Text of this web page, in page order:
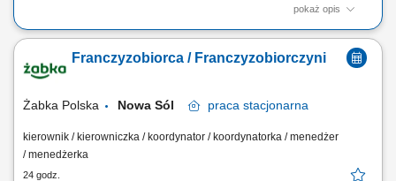
pokaż opis
Główne zadania: Prowadzenie własnej działalności gospodarczej w
obsługi. Monitorowanie stanów magazynowych i zamówień.
Dostosowywanie asortymentu sklepu do potrzeb lokalnego rynku.
Franczyzobiorca / Franczyzobiorczyni
Żabka Polska Nowa Sól praca stacjonarna
kierownik / kierowniczka / koordynator / koordynatorka / menedżer
/ menedżerka
24 godz.